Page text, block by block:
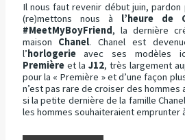
Il nous faut revenir début juin,
(re)mettons nous à l’heure de
#MeetMyBoyFriend, la dernière
maison Chanel. Chanel est
l’ horlogerieavec ses modèles
Premièreet la J12, très largement
pour la « Première » et d’une façon
n’est pas rare de croiser des hommes
si la petite dernière de la famille
les hommes souhaiteraient emprunter